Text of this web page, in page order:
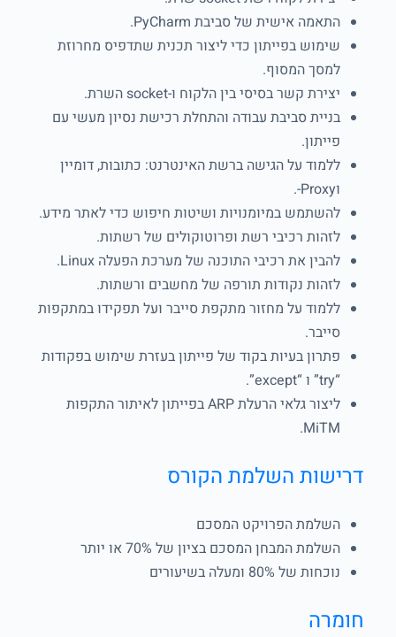
התאמה אישית של סביבת PyCharm.
שימוש בפייתון כדי ליצור תכנית שתדפיס מחרוזת
למסך המסוף.
יצירת קשר בסיסי בין הלקוח ו-socket השרת.
בניית סביבת עבודה והתחלת רכישת נסיון מעשי עם
פייתון.
ללמוד על הגישה ברשת האינטרנט: כתובות, דומיין
וProxy-.
להשתמש במיומנויות ושיטות חיפוש כדי לאתר מידע.
לזהות רכיבי רשת ופרוטוקולים של רשתות.
להבין את רכיבי התוכנה של מערכת הפעלה Linux.
לזהות נקודות תורפה של מחשבים ורשתות.
ללמוד על מחזור מתקפת סייבר ועל תפקידו במתקפות
סייבר.
פתרון בעיות בקוד של פייתון בעזרת שימוש בפקודות
“try” ו “except”.
ליצור גלאי הרעלת ARP בפייתון לאיתור התקפות
MiTM.
דרישות השלמת הקורס
השלמת הפרויקט המסכם
השלמת המבחן המסכם בציון של 70% או יותר
נוכחות של 80% ומעלה בשיעורים
חומרה